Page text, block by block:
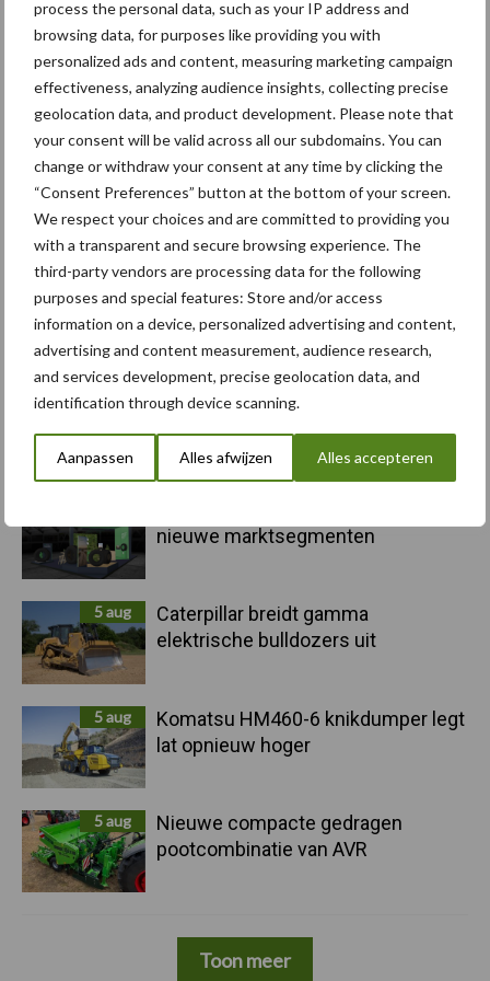
process the personal data, such as your IP address and
browsing data, for purposes like providing you with
personalized ads and content, measuring marketing campaign
effectiveness, analyzing audience insights, collecting precise
geolocation data, and product development. Please note that
your consent will be valid across all our subdomains. You can
change or withdraw your consent at any time by clicking the
“Consent Preferences” button at the bottom of your screen.
We respect your choices and are committed to providing you
with a transparent and secure browsing experience. The
third-party vendors are processing data for the following
purposes and special features: Store and/or access
information on a device, personalized advertising and content,
advertising and content measurement, audience research,
and services development, precise geolocation data, and
identification through device scanning.
Aanpassen Alles afwijzen Alles accepteren
Primaire
Sidebar
Recent nieuws Partner nieuws
6 aug
"Hoge verwachtingen van schijven
voor kouters"
nieuwe marktsegmenten
5 aug
Caterpillar breidt gamma
elektrische bulldozers uit
5 aug
Komatsu HM460-6 knikdumper legt
lat opnieuw hoger
5 aug
Nieuwe compacte gedragen
pootcombinatie van AVR
Toon meer
Compost Dierlijke mest
Toon meer